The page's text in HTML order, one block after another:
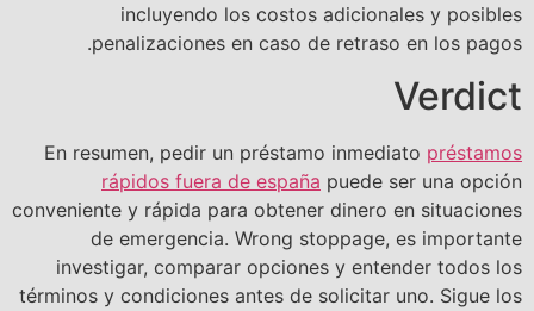
incluyendo los costos adicionales y posibles
penalizaciones en caso de retraso en los pagos.
Verdict
En resumen, pedir un préstamo inmediato préstamos
rápidos fuera de españa puede ser una opción
conveniente y rápida para obtener dinero en situaciones
de emergencia. Wrong stoppage, es importante
investigar, comparar opciones y entender todos los
términos y condiciones antes de solicitar uno. Sigue los